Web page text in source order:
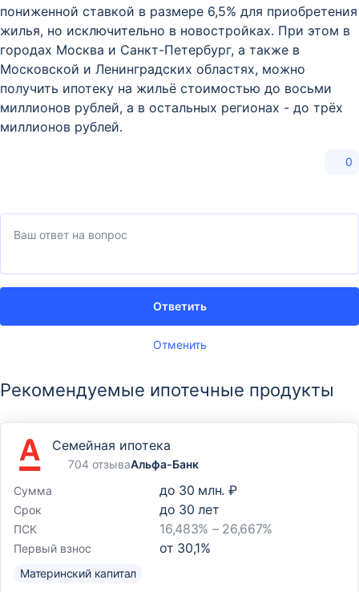
пониженной ставкой в размере 6,5% для приобретения
жилья, но исключительно в новостройках. При этом в
городах Москва и Санкт-Петербург, а также в
Московской и Ленинградских областях, можно
получить ипотеку на жильё стоимостью до восьми
миллионов рублей, а в остальных регионах - до трёх
миллионов рублей.
0
Отменить
Ответить
Рекомендуемые ипотечные продукты
Семейная ипотека
704 отзываАльфа-Банк
Сумма
до 30 млн. ₽
Срок до 30 лет
ПСК 16,483% – 26,667%
Первый взнос от 30,1%
Материнский капитал